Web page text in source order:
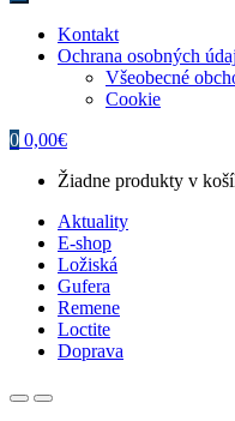
Kontakt
Ochrana osobných
Všeobecné
Cookie
0 0,00€
Žiadne produkty v
Aktuality
E-shop
Ložiská
Gufera
Remene
Loctite
Doprava